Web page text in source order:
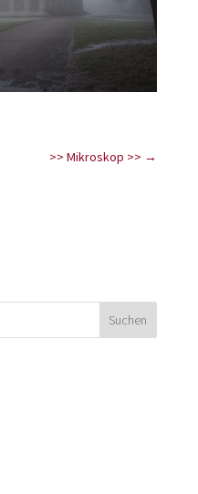
>> Mikroskop >> →